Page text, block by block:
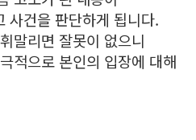
사건을 판단하게 됩니다.
말리면 잘못이 없으니
적으로 본인의 입장에 대해